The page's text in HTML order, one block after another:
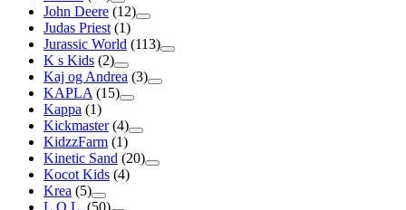
John Deere (12)
Judas Priest (1)
Jurassic World (113)
K s Kids (2)
Kaj og Andrea (3)
KAPLA (15)
Kappa (1)
Kickmaster (4)
KidzzFarm (1)
Kinetic Sand (20)
Kocot Kids (4)
Krea (5)
L.O.L. (50)